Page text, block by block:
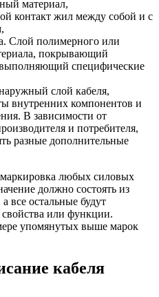
материал,
контакт жил между собой и с
Слой полимерного или
покрывающий
специфические
слой кабеля,
внутренних компонентов и
В зависимости от
и потребителя,
разные дополнительные
любых силовых
должно состоять из
все остальные будут
или функции.
упомянутых выше марок
кабеля